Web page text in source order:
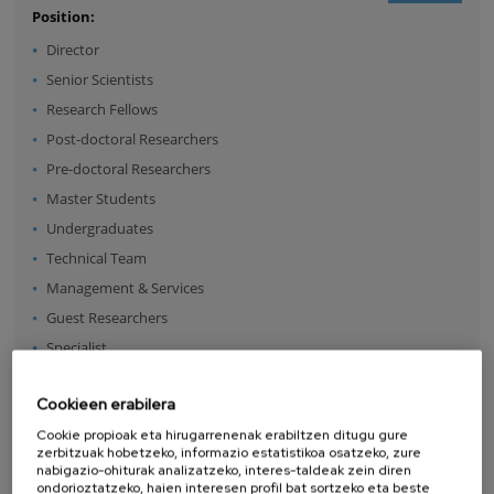
Position:
Director
Senior Scientists
Research Fellows
Post-doctoral Researchers
Pre-doctoral Researchers
Master Students
Undergraduates
Technical Team
Management & Services
Guest Researchers
Specialist
ETORRI BERRIAK
Cookieen erabilera
Cookie propioak eta hirugarrenenak erabiltzen ditugu gure
zerbitzuak hobetzeko, informazio estatistikoa osatzeko, zure
nabigazio-ohiturak analizatzeko, interes-taldeak zein diren
ondorioztatzeko, haien interesen profil bat sortzeko eta beste